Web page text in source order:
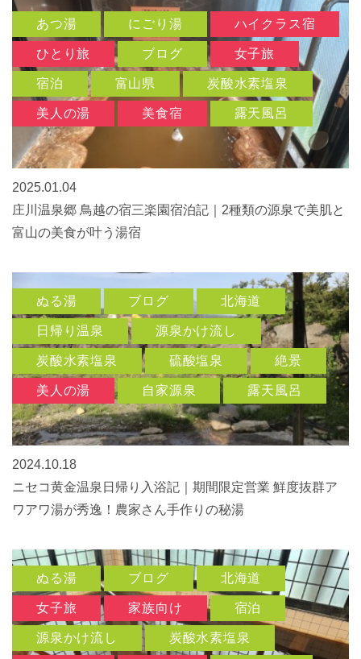
あつ湯 にごり湯 ハイクラス宿
ひとり旅 ブログ 女子旅
宿泊 富山県 炭酸水素塩泉
美人の湯 美食宿 露天風呂
2025.01.04
庄川温泉郷 鳥越の宿三楽園宿泊記｜2種類の源泉で美肌と
富山の美食が叶う湯宿
ぬる湯 ブログ 北海道
日帰り温泉 源泉かけ流し
炭酸水素塩泉 硫酸塩泉 絶景
美人の湯 自家源泉 露天風呂
2024.10.18
ニセコ黄金温泉日帰り入浴記｜期間限定営業 鮮度抜群ア
ワアワ湯が秀逸！農家さん手作りの秘湯
ぬる湯 ブログ 北海道
女子旅 家族向け 宿泊
源泉かけ流し 炭酸水素塩泉